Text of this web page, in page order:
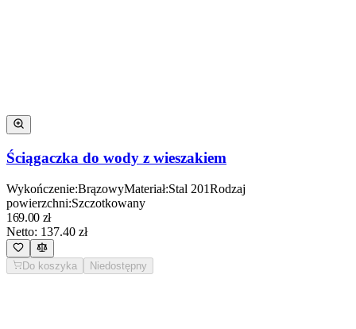
Ściągaczka do wody z wieszakiem
Wykończenie:BrązowyMateriał:Stal 201Rodzaj
powierzchni:Szczotkowany
169.00 zł
Netto: 137.40 zł
Do koszyka Niedostępny